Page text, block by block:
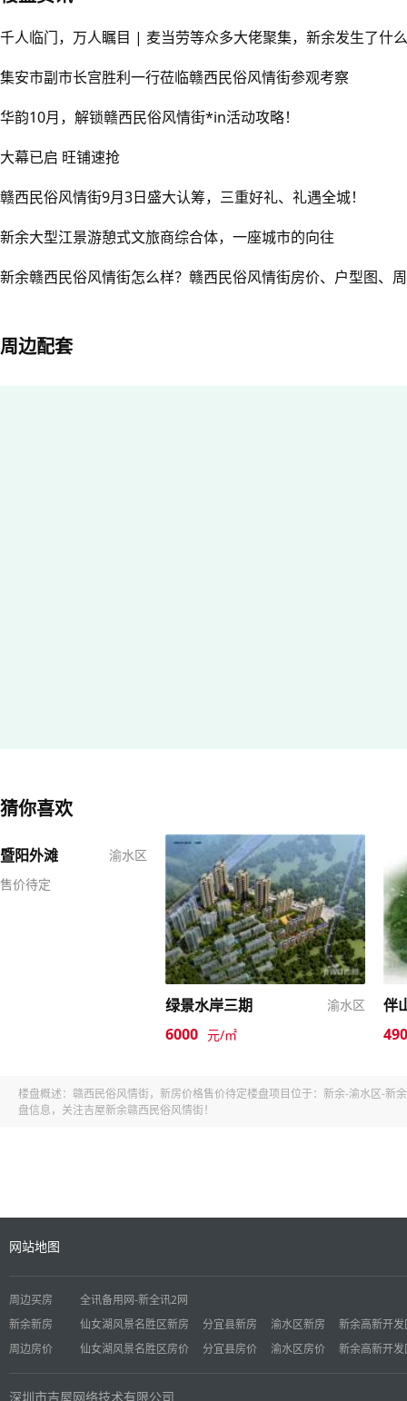
千人临门，万人瞩目 | 麦当劳等众多大佬聚集，新余发生了什么
集安市副市长宫胜利一行莅临赣西民俗风情街参观考察
华韵10月，解锁赣西民俗风情街*in活动攻略！
大幕已启 旺铺速抢
赣西民俗风情街9月3日盛大认筹，三重好礼、礼遇全城！
新余大型江景游憩式文旅商综合体，一座城市的向往
新余赣西民俗风情街怎么样？赣西民俗风情街房价、户型图、
周边配套
猜你喜欢
暨阳外滩
渝水区
售价待定
绿景水岸三期 渝水区
6000 元/㎡
伴
楼盘概述：赣西民俗风情街，新房价格售价待定楼盘项目位于：新余-渝水区-
盘信息，关注吉屋新余赣西民俗风情街！
网站地图
周边买房
全讯备用网-新全讯2网
新余新房
仙女湖风景名胜区新房 分宜县新房 渝水区新房
新余高新开
周边房价
仙女湖风景名胜区房价 分宜县房价 渝水区房价 新余高新开
深圳市吉屋网络技术有限公司